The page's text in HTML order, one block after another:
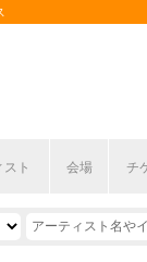
ト 会場 チ
2026】フェス情報は